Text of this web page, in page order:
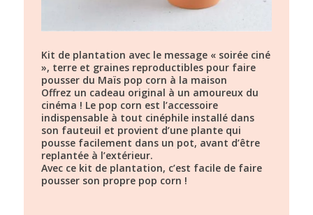
Kit de plantation avec le message « soirée ciné
», terre et graines reproductibles pour faire
pousser du Maïs pop corn à la maison
Offrez un cadeau original à un amoureux du
cinéma ! Le pop corn est l’accessoire
indispensable à tout cinéphile installé dans
son fauteuil et provient d’une plante qui
pousse facilement dans un pot, avant d’être
replantée à l’extérieur.
Avec ce kit de plantation, c’est facile de faire
pousser son propre pop corn !